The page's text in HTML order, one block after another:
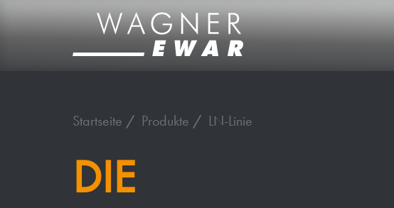
Startseite Produkte LN-Linie
DIE